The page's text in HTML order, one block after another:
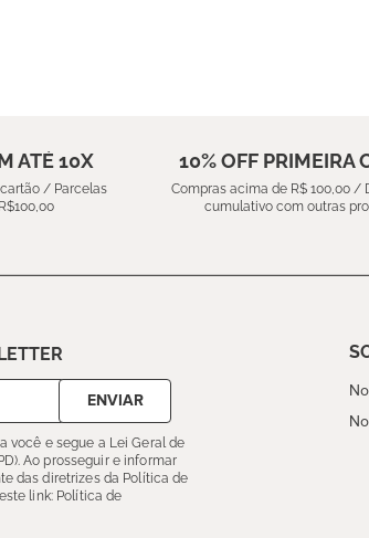
ATÉ 10X
/ Parcelas
10% OFF PRIMEIRA
Compras acima de R$ 100,00 /
cumulativo com outras
ENVIAR
você e segue a Lei Geral de
Ao prosseguir e informar
das diretrizes da Política de
link: Política de